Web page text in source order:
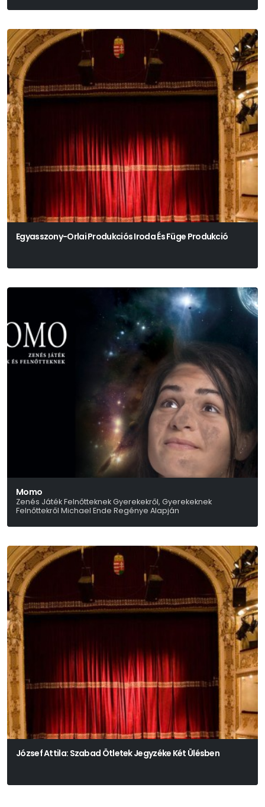
Egyasszony-Orlai Produkciós Iroda És Füge Produkció
Momo
Zenés Játék Felnőtteknek Gyerekekről, Gyerekeknek
Felnőttekről Michael Ende Regénye Alapján
Faragó Zsuzsa-Laboda Kornél
József Attila: Szabad Ötletek Jegyzéke Két Ülésben